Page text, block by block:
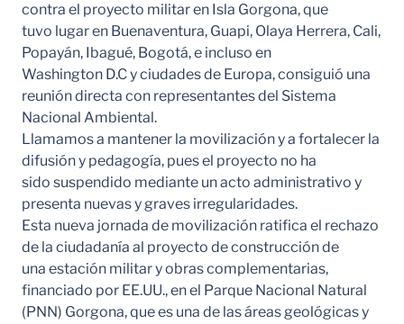
contra el proyecto militar en Isla Gorgona, que
tuvo lugar en Buenaventura, Guapi, Olaya Herrera, Cali,
Popayán, Ibagué, Bogotá, e incluso en
Washington D.C y ciudades de Europa, consiguió una
reunión directa con representantes del Sistema
Nacional Ambiental.
Llamamos a mantener la movilización y a fortalecer la
difusión y pedagogía, pues el proyecto no ha
sido suspendido mediante un acto administrativo y
presenta nuevas y graves irregularidades.
Esta nueva jornada de movilización ratifica el rechazo
de la ciudadanía al proyecto de construcción de
una estación militar y obras complementarias,
financiado por EE.UU., en el Parque Nacional Natural
(PNN) Gorgona, que es una de las áreas geológicas y